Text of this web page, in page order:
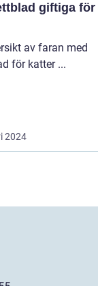
giftiga för
palettblad för katter ...
2024